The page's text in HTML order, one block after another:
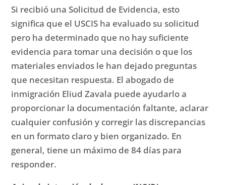
Si recibió una Solicitud de Evidencia, esto
significa que el USCIS ha evaluado su solicitud
pero ha determinado que no hay suficiente
evidencia para tomar una decisión o que los
materiales enviados le han dejado preguntas
que necesitan respuesta. El abogado de
inmigración Eliud Zavala puede ayudarlo a
proporcionar la documentación faltante, aclarar
cualquier confusión y corregir las discrepancias
en un formato claro y bien organizado. En
general, tiene un máximo de 84 días para
responder.